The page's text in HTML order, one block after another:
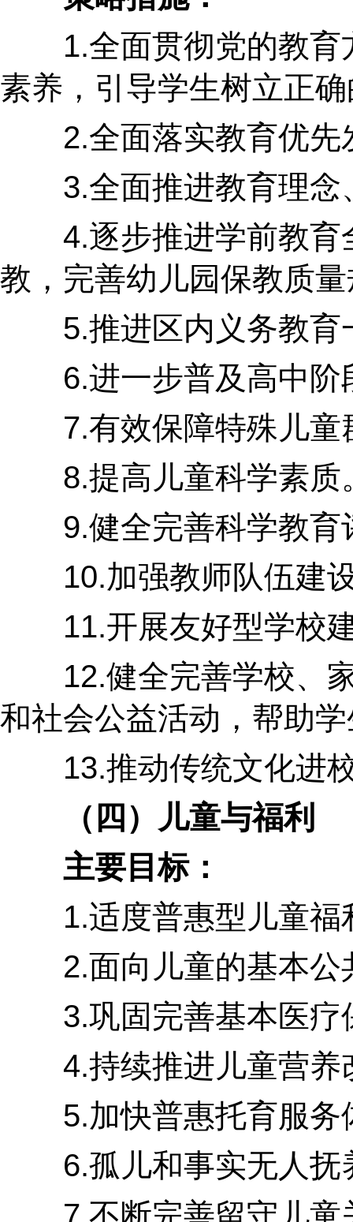
1.全面贯彻党的教育方
素养，引导学生树立正
2.全面落实教育优先发
3.全面推进教育理念、
4.逐步推进学前教育全
教，完善幼儿园保教质
5.推进区内义务教育一
6.进一步普及高中阶段
7.有效保障特殊儿童群
8.提高儿童科学素质。
9.健全完善科学教育评
10.加强教师队伍建设
11.开展友好型学校建
12.健全完善学校、家
和社会公益活动，帮助
13.推动传统文化进校
（四）儿童与福利
主要目标：
1.适度普惠型儿童福
2.面向儿童的基本公
3.巩固完善基本医疗
4.持续推进儿童营养
5.加快普惠托育服务
6.孤儿和事实无人抚养
7.不断完善留守儿童